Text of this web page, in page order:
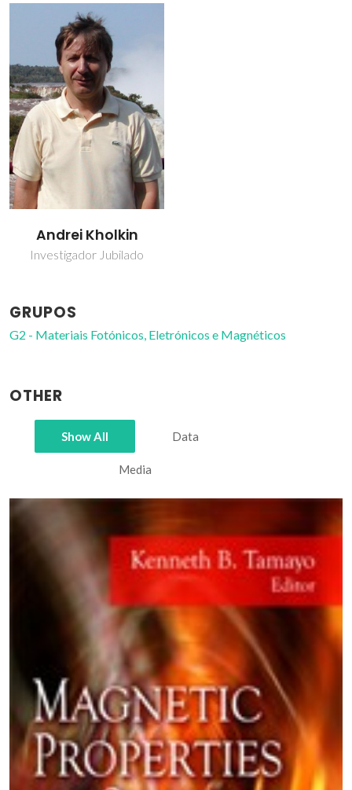
Andrei Kholkin
Investigador Jubilado
GRUPOS
G2 - Materiais Fotónicos, Eletrónicos e Magnéticos
OTHER
Show All Data
Media